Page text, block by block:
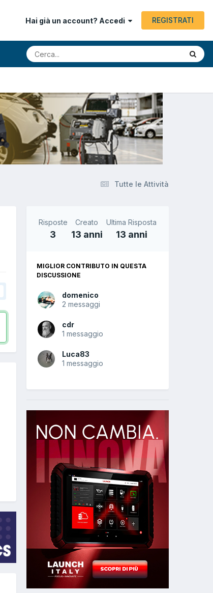
Hai già un account? Accedi REGISTRATI
Tutte le Attività
Risposte
3
Creato
13 anni
Ultima Risposta
13 anni
MIGLIOR CONTRIBUTO IN QUESTA
DISCUSSIONE
domenico
2 messaggi
cdr
1 messaggio
Luca83
1 messaggio